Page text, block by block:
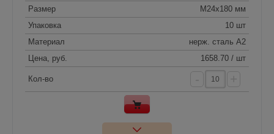
Размер
M24x180 мм
Упаковка
10 шт
Материал
нерж. сталь A2
Цена, руб.
1658.70 / шт
Кол-во